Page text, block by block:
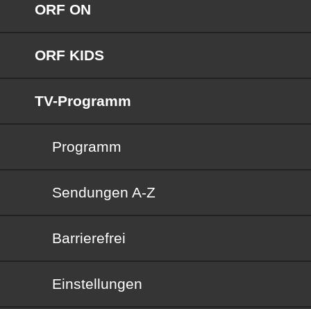
ORF ON
ORF KIDS
TV-Programm
Programm
Sendungen von A bis Z
Sendungen A-Z
Barrierefrei
Barrierefrei
Einstellungen